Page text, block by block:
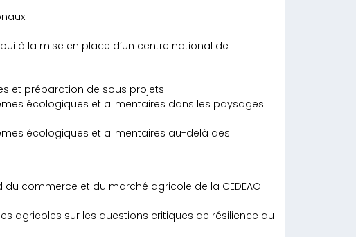
à la mise en place d’un centre national de
et préparation de sous projets
écologiques et alimentaires dans les paysages
écologiques et alimentaires au-delà des
commerce et du marché agricole de la CEDEAO
agricoles sur les questions critiques de résilience du